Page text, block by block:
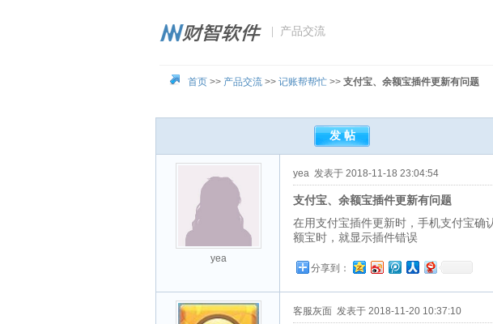
| 产品交流
首页 >> 产品交流 >> 记账帮帮忙 >> 支付宝、余额宝插件更新有问题
yea
yea 发表于 2018-11-18 23:04:54
支付宝、余额宝插件更新有问题
在用支付宝插件更新时，手机支付宝确
额宝时，就显示插件错误
分享到：
客服灰面 发表于 2018-11-20 10:37:10